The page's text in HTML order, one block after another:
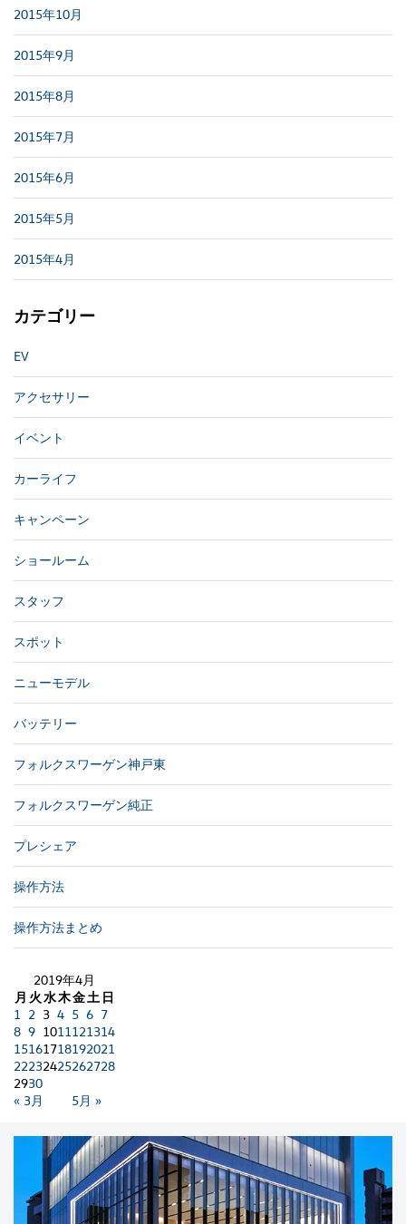
2015年10月
2015年9月
2015年8月
2015年7月
2015年6月
2015年5月
2015年4月
カテゴリー
EV
アクセサリー
イベント
カーライフ
キャンペーン
ショールーム
スタッフ
スポット
ニューモデル
バッテリー
フォルクスワーゲン神戸東
フォルクスワーゲン純正
プレシェア
操作方法
操作方法まとめ
2019年4月
月 火水木金土 日
« 3月 5月 »
1 2 3 4 5 6 7
8 9 1011121314
15161718192021
22232425262728
2930